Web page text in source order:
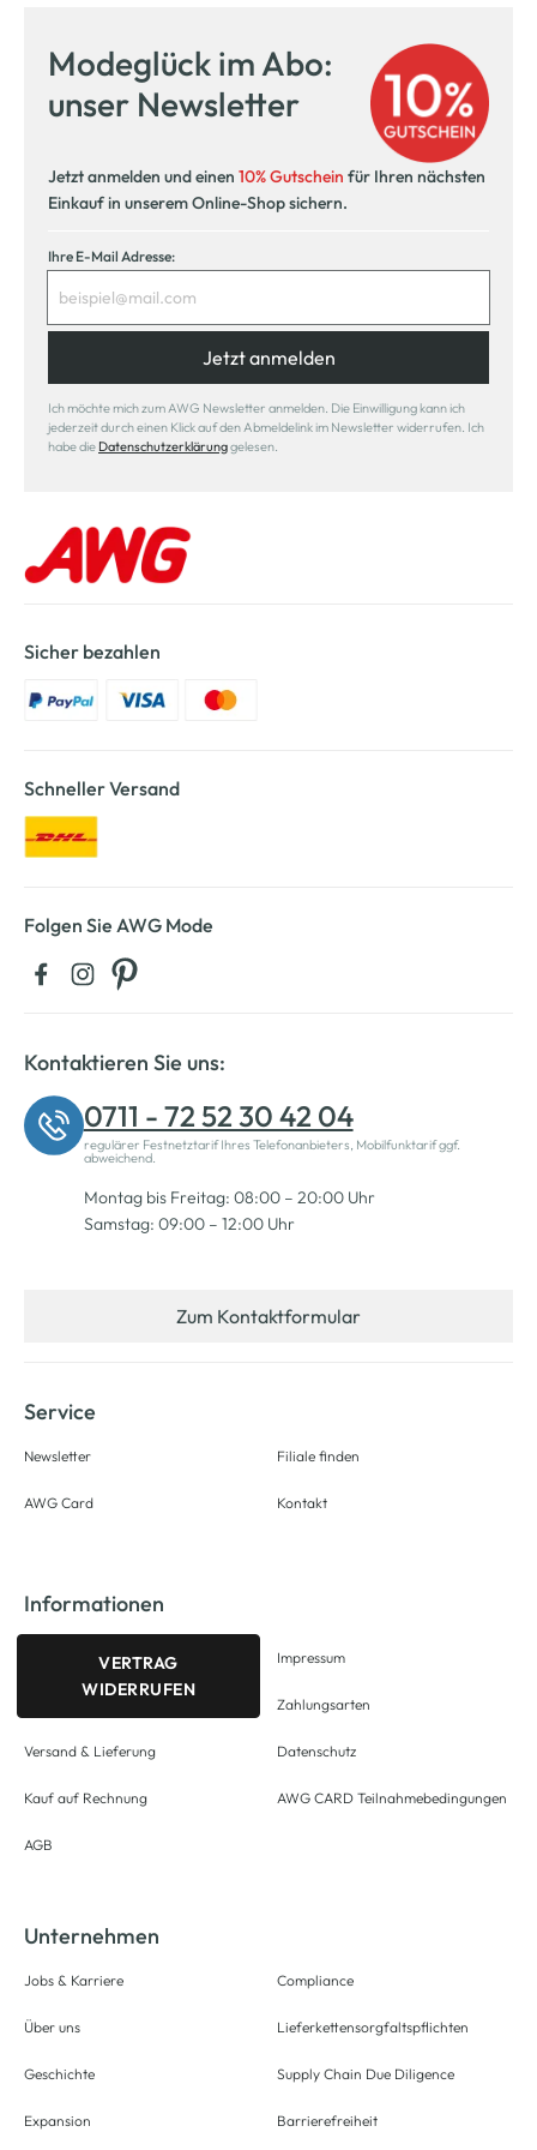
Modeglück im Abo:
unser Newsletter
Jetzt anmelden und einen 10% Gutschein für Ihren nächsten
Einkauf in unserem Online-Shop sichern.
Ihre E-Mail Adresse:
Jetzt anmelden
Ich möchte mich zum AWG Newsletter anmelden. Die Einwilligung kann ich
jederzeit durch einen Klick auf den Abmeldelink im Newsletter widerrufen. Ich
habe die Datenschutzerklärunggelesen.
Sicher bezahlen
Schneller Versand
Folgen Sie AWG Mode
Kontaktieren Sie uns:
0711 - 72 52 30 42 04
regulärer Festnetztarif Ihres Telefonanbieters, Mobilfunktarif ggf.
abweichend.
Montag bis Freitag: 08:00 – 20:00 Uhr
Samstag: 09:00 – 12:00 Uhr
Zum Kontaktformular
Service
Newsletter
AWG Card
Filiale finden
Kontakt
Informationen
VERTRAG
WIDERRUFEN
Versand & Lieferung
Kauf auf Rechnung
AGB
Impressum
Zahlungsarten
Datenschutz
AWG CARD Teilnahmebedingungen
Unternehmen
Jobs & Karriere
Über uns
Geschichte
Expansion
Compliance
Lieferkettensorgfaltspflichten
Supply Chain Due Diligence
Barrierefreiheit